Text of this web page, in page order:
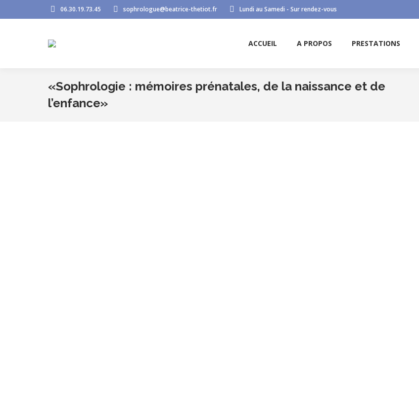
06.30.19.73.45 sophrologue@beatrice-thetiot.fr Lundi au Samedi - Sur rendez-vous
ACCUEIL A PROPOS PRESTATIONS
«Sophrologie : mémoires prénatales, de la naissance et de
l’enfance»